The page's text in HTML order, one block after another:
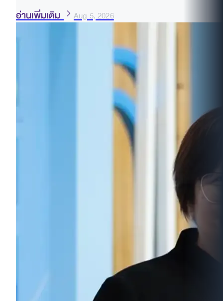
อ่านเพิ่มเติม Aug 5, 2026